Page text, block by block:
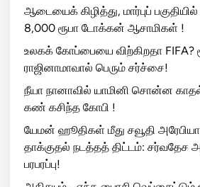
ஆடையைக் கிழித்து, மார்புப்
8,000 ரூபா டோக்கன் ஆசாமிகள் !
உலகக் கோப்பையை விற்கிறதா FIFA?
ராஜினாமாவால் பெரும் சர்ச்சை!
நீயா நானாவில் யாமினி சொன்ன
கண் கசிந்த கோபி !
யேமன் ஹூதிகள் மீது சவூதி
தாக்குதல் நடத்தத் திட்டம்: சர்வதேச
பரபரப்பு!